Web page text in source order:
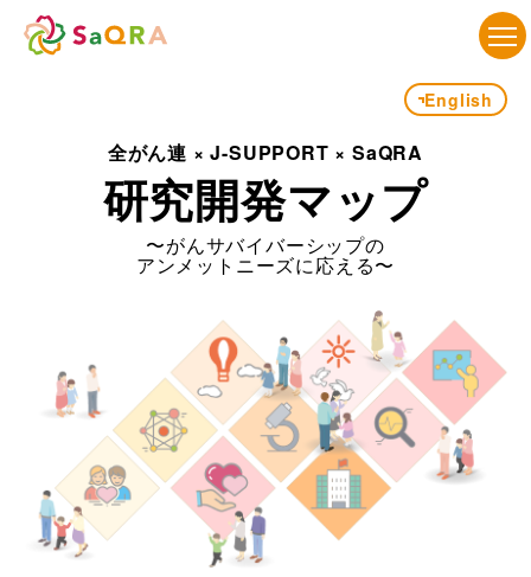
English
全がん連 × J-SUPPORT × SaQRA
研究開発マップ
〜がんサバイバーシップの
アンメットニーズに応える〜